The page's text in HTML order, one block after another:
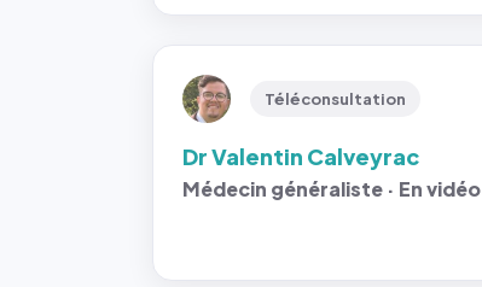
Téléconsultation
Dr Valentin Calveyrac
Médecin généraliste · En vidéo